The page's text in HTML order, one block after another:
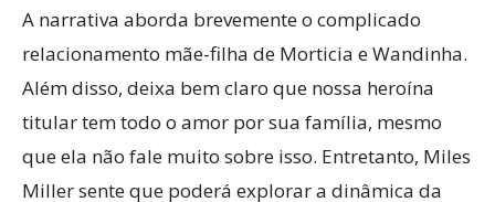
A narrativa aborda brevemente o complicado
relacionamento mãe-filha de Morticia e Wandinha.
Além disso, deixa bem claro que nossa heroína
titular tem todo o amor por sua família, mesmo
que ela não fale muito sobre isso. Entretanto, Miles
Miller sente que poderá explorar a dinâmica da